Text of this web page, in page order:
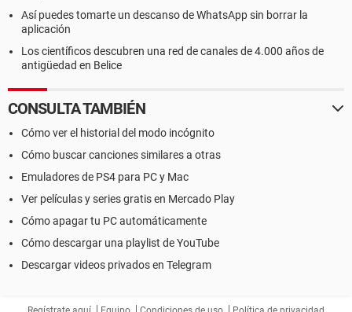
Así puedes tomarte un descanso de WhatsApp sin borrar la
aplicación
Los científicos descubren una red de canales de 4.000 años de
antigüedad en Belice
CONSULTA TAMBIÉN
Cómo ver el historial del modo incógnito
Cómo buscar canciones similares a otras
Emuladores de PS4 para PC y Mac
Ver películas y series gratis en Mercado Play
Cómo apagar tu PC automáticamente
Cómo descargar una playlist de YouTube
Descargar videos privados en Telegram